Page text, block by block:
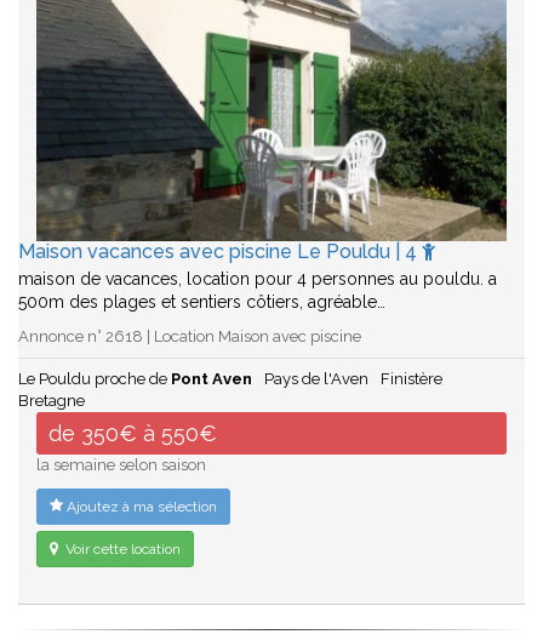
Maison vacances avec piscine Le Pouldu | 4
maison de vacances, location pour 4 personnes au pouldu. a
500m des plages et sentiers côtiers, agréable…
Annonce n° 2618 | Location Maison avec piscine
Le Pouldu proche de Pont Aven Pays de l'Aven
Finistère
Bretagne
de 350€ à 550€
la semaine selon saison
Ajoutez à ma sélection
Voir cette location